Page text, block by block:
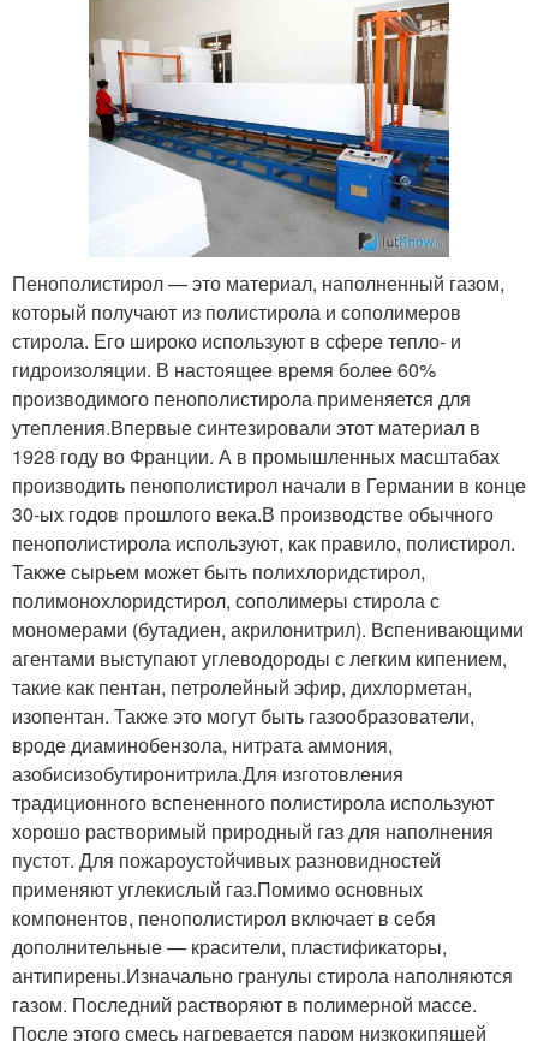
Пенополистирол — это материал, наполненный газом,
который получают из полистирола и сополимеров
стирола. Его широко используют в сфере тепло- и
гидроизоляции. В настоящее время более 60%
производимого пенополистирола применяется для
утепления.Впервые синтезировали этот материал в
1928 году во Франции. А в промышленных масштабах
производить пенополистирол начали в Германии в конце
30-ых годов прошлого века.В производстве обычного
пенополистирола используют, как правило, полистирол.
Также сырьем может быть полихлоридстирол,
полимонохлоридстирол, сополимеры стирола с
мономерами (бутадиен, акрилонитрил). Вспенивающими
агентами выступают углеводороды с легким кипением,
такие как пентан, петролейный эфир, дихлорметан,
изопентан. Также это могут быть газообразователи,
вроде диаминобензола, нитрата аммония,
азобисизобутиронитрила.Для изготовления
традиционного вспененного полистирола используют
хорошо растворимый природный газ для наполнения
пустот. Для пожароустойчивых разновидностей
применяют углекислый газ.Помимо основных
компонентов, пенополистирол включает в себя
дополнительные — красители, пластификаторы,
антипирены.Изначально гранулы стирола наполняются
газом. Последний растворяют в полимерной массе.
После этого смесь нагревается паром низкокипящей